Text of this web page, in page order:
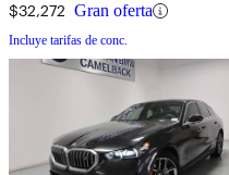
$32,272 Gran oferta
Incluye tarifas de conc.